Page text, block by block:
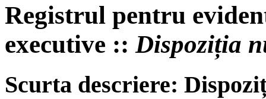
Registrul pentru
executive :: Dispoziția
Scurta descriere: